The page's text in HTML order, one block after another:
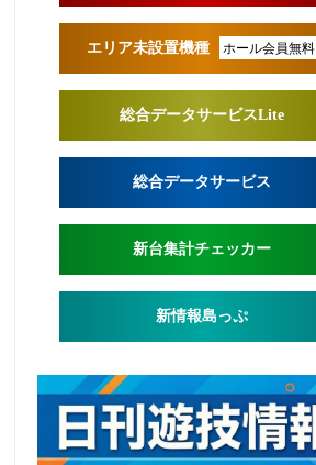
エリア未設置機種 ホール会員無料
総合データサービスLite
総合データサービス
新台集計チェッカー
新情報島っぷ